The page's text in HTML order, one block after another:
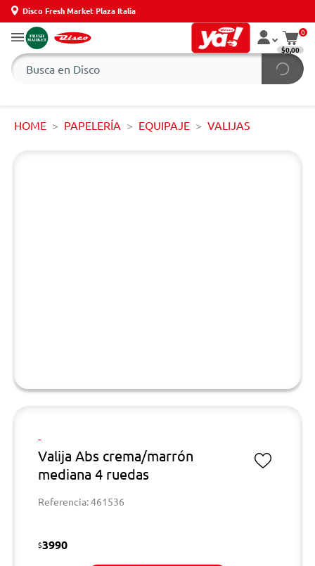
Disco Fresh Market Plaza Italia
0
$0,00
HOME PAPELERÍA EQUIPAJE VALIJAS
-
Valija Abs crema/marrón
mediana 4 ruedas
Referencia: 461536
$3990